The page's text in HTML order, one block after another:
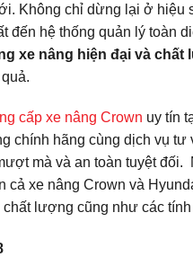
Không chỉ dừng lại ở hiệu
đến hệ thống quản lý toàn
xe nâng hiện đại và
cấp xe nâng Crown uy tín
chính hãng cùng dịch vụ
mà và an toàn tuyệt
cả xe nâng Crown và
chất lượng cũng như các